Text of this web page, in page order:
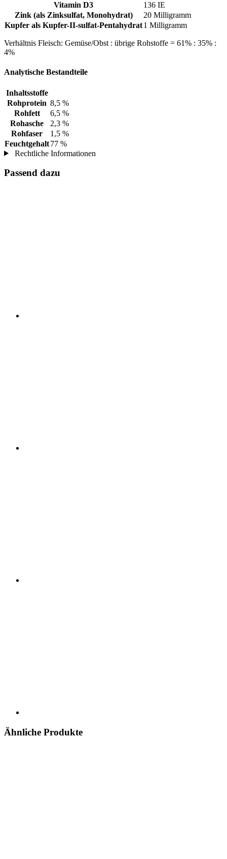
Vitamin D3
136 IE
Zink (als Zinksulfat, Monohydrat)
20 Milligramm
Kupfer als Kupfer-II-sulfat-Pentahydrat1 Milligramm
Verhältnis Fleisch: Gemüse/Obst : übrige Rohstoffe = 61% : 35% :
4%
Analytische Bestandteile
Inhaltsstoffe
Rohprotein 8,5 %
Rohfett
6,5 %
Rohasche
2,3 %
Rohfaser
1,5 %
Feuchtgehalt77 %
Rechtliche Informationen
Passend dazu
Ähnliche Produkte